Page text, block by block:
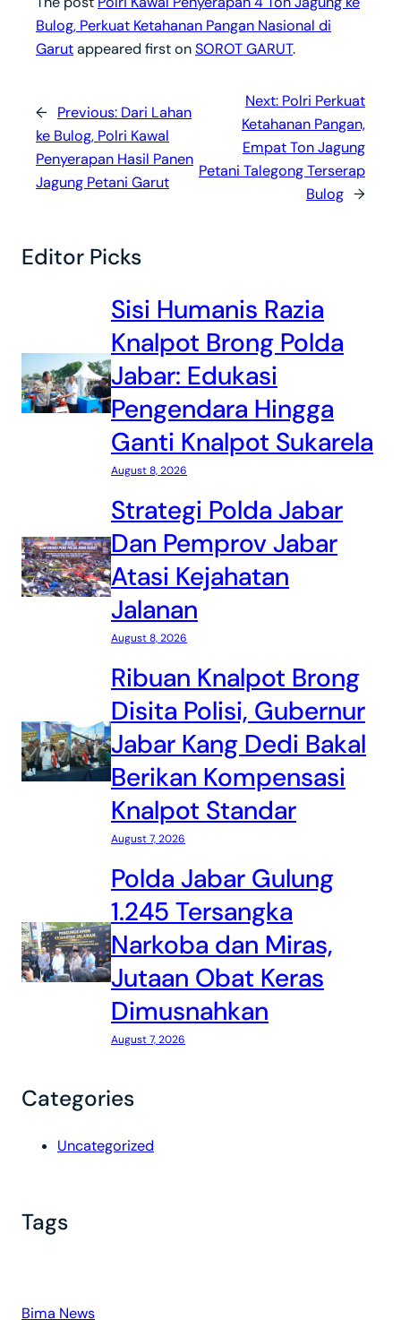
Bulog, Perkuat Ketahanan Pangan Nasional di
Garutappeared first onSOROT GARUT.
← Previous: Dari Lahan
ke Bulog, Polri Kawal
Penyerapan Hasil Panen
Jagung Petani Garut
Next: Polri Perkuat
Ketahanan Pangan,
Empat Ton Jagung
Petani Talegong Terserap
Bulog →
Editor Picks
Sisi Humanis Razia
Knalpot Brong Polda
Jabar: Edukasi
Pengendara Hingga
Ganti Knalpot Sukarela
August 8, 2026
Strategi Polda Jabar
Dan Pemprov Jabar
Atasi Kejahatan
Jalanan
August 8, 2026
Ribuan Knalpot Brong
Disita Polisi, Gubernur
Jabar Kang Dedi Bakal
Berikan Kompensasi
Knalpot Standar
August 7, 2026
Polda Jabar Gulung
1.245 Tersangka
Narkoba dan Miras,
Jutaan Obat Keras
Dimusnahkan
August 7, 2026
Categories
Uncategorized
Tags
Bima News